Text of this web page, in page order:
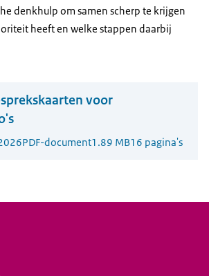
denkhulp om samen scherp te krijgen
heeft en welke stappen daarbij
voor
PDF-document1.89 MB16 pagina's